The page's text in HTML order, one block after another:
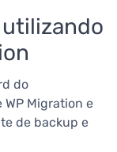
do
Migration e
de backup e